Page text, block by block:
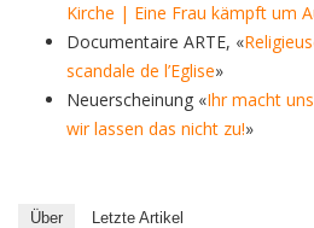
Kirche | Eine Frau kämpft um
Documentaire ARTE, «
scandale de l’Eglise»
Neuerscheinung «Ihr macht
wir lassen das nicht zu!»
Über Letzte Artikel